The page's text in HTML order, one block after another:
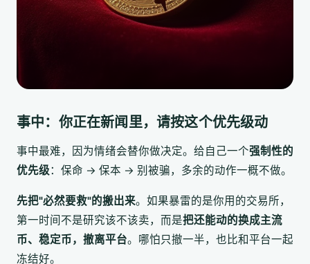
事中：你正在新闻里，请按这个优先级动
事中最难，因为情绪会替你做决定。给自己一个强制性的
优先级：保命 → 保本 → 别被骗，多余的动作一概不做。
先把"必然要救"的搬出来。如果暴雷的是你用的交易所，
第一时间不是研究该不该卖，而是把还能动的换成主流
币、稳定币，撤离平台。哪怕只撤一半，也比和平台一起
冻结好。